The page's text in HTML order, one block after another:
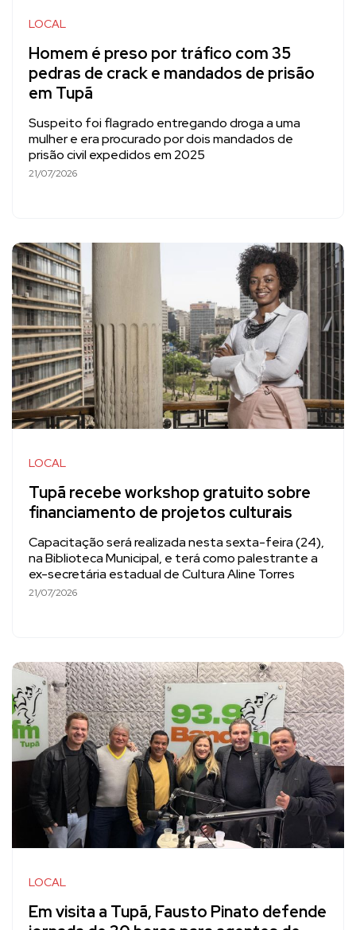
LOCAL
Homem é preso por tráfico com 35
pedras de crack e mandados de prisão
em Tupã
Suspeito foi flagrado entregando droga a uma
mulher e era procurado por dois mandados de
prisão civil expedidos em 2025
21/07/2026
LOCAL
Tupã recebe workshop gratuito sobre
financiamento de projetos culturais
Capacitação será realizada nesta sexta-feira (24),
na Biblioteca Municipal, e terá como palestrante a
ex-secretária estadual de Cultura Aline Torres
21/07/2026
LOCAL
Em visita a Tupã, Fausto Pinato defende